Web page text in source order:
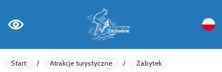
Start / Atrakcje turystyczne / Zabytek